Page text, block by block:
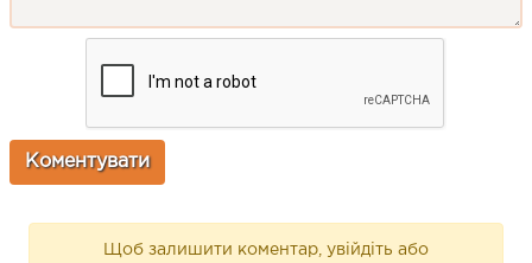
Щоб залишити коментар, увійдіть або